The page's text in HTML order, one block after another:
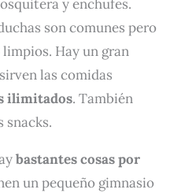
y enchufes.
son comunes pero
Hay un gran
las comidas
ilimitados. También
snacks.
bastantes cosas por
un pequeño gimnasio